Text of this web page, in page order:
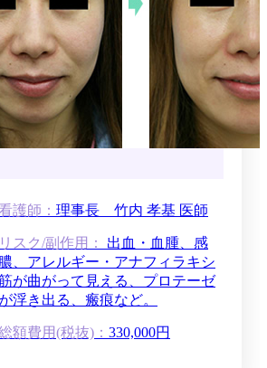
護師： 理事長 竹内 孝基 医師
スク/副作用：
出血・血腫、感
、アレルギー・アナフィラキシ
が曲がって見える、プロテーゼ
浮き出る、瘢痕など。
額費用(税抜)： 330,000円